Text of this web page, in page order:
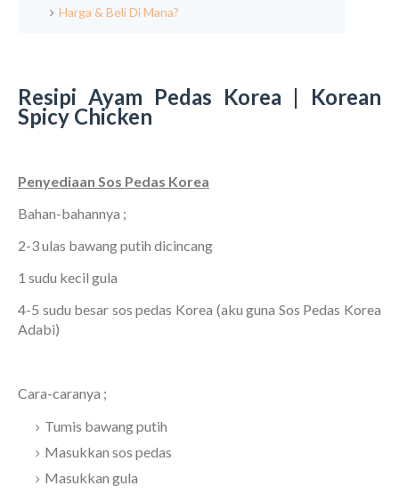
Harga & Beli Di Mana?
Resipi Ayam Pedas Korea | Korean
Spicy Chicken
Penyediaan Sos Pedas Korea
Bahan-bahannya ;
2-3 ulas bawang putih dicincang
1 sudu kecil gula
4-5 sudu besar sos pedas Korea (aku guna Sos Pedas Korea
Adabi)
Cara-caranya ;
Tumis bawang putih
Masukkan sos pedas
Masukkan gula